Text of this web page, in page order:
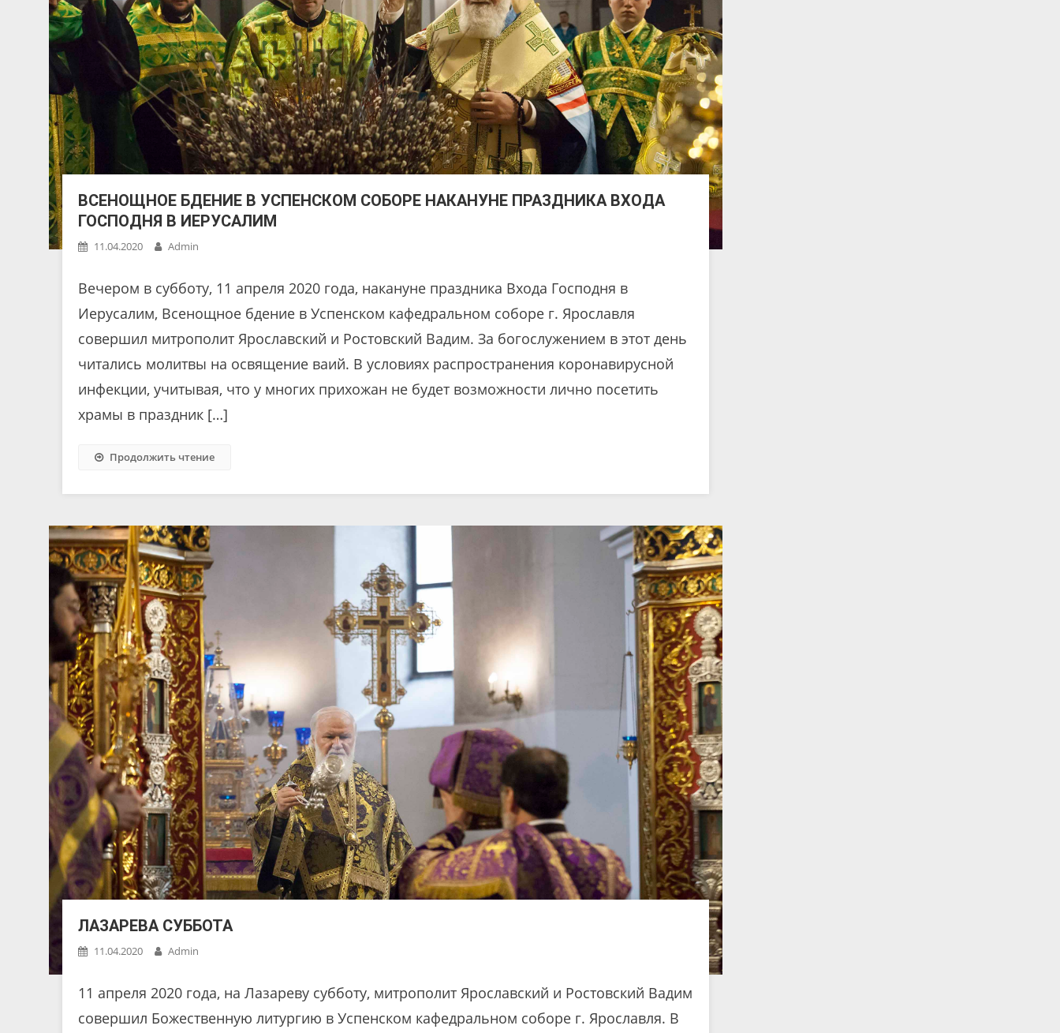
ВСЕНОЩНОЕ БДЕНИЕ В УСПЕНСКОМ СОБОРЕ НАКАНУНЕ ПРАЗДНИКА ВХОДА
ГОСПОДНЯ В ИЕРУСАЛИМ
11.04.2020 Admin
Вечером в субботу, 11 апреля 2020 года, накануне праздника Входа Господня в
Иерусалим, Всенощное бдение в Успенском кафедральном соборе г. Ярославля
совершил митрополит Ярославский и Ростовский Вадим. За богослужением в этот день
читались молитвы на освящение ваий. В условиях распространения коронавирусной
инфекции, учитывая, что у многих прихожан не будет возможности лично посетить
храмы в праздник […]
Продолжить чтение
ЛАЗАРЕВА СУББОТА
11.04.2020 Admin
11 апреля 2020 года, на Лазареву субботу, митрополит Ярославский и Ростовский Вадим
совершил Божественную литургию в Успенском кафедральном соборе г. Ярославля. В